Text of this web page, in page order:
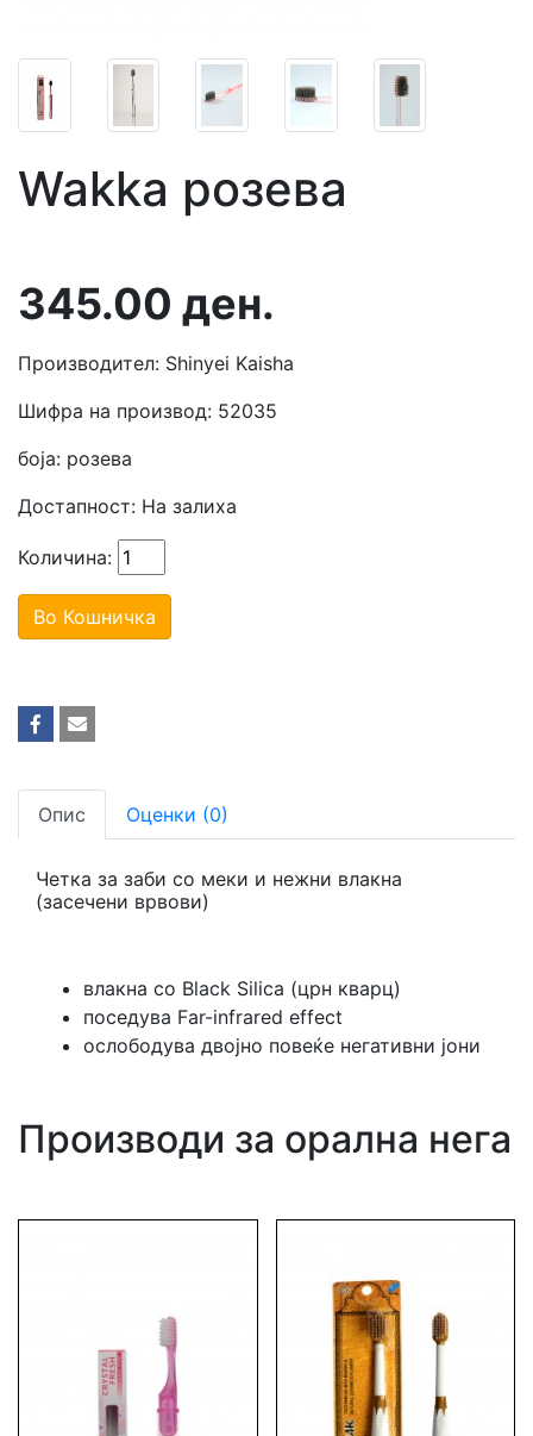
Wakka розева
345.00 ден.
Производител: Shinyei Kaisha
Шифра на производ: 52035
боја: розева
Достапност: На залиха
Количина:
Во Кошничка
Опис Оценки (0)
Четка за заби со меки и нежни влакна
(засечени врвови)
влакна со Black Silica (црн кварц)
поседува Far-infrared effect
ослободува двојно повеќе негативни јони
Производи за орална нега